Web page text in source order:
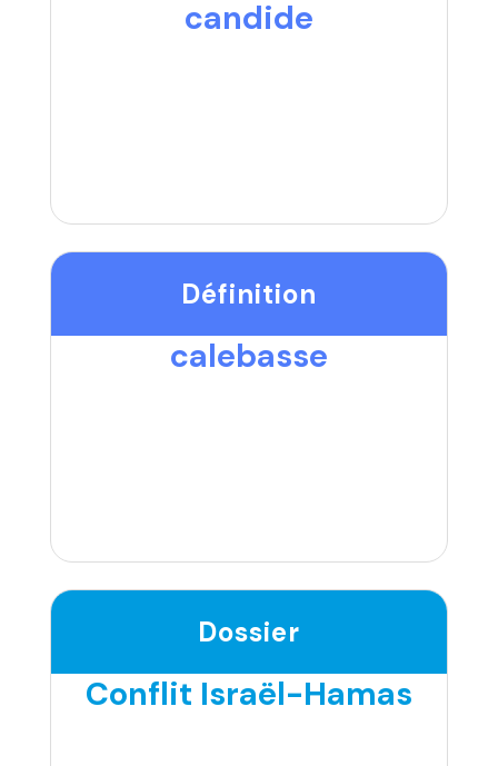
candide
Définition
calebasse
Dossier
Conflit Israël-Hamas